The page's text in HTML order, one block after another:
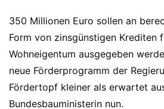
350 Millionen Euro sollen an
Form von zinsgünstigen Krediten
Wohneigentum ausgegeben
neue Förderprogramm der
Fördertopf kleiner als erwartet
Bundesbauministerin nun.